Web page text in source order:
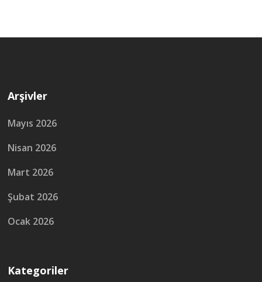
Arşivler
Mayıs 2026
Nisan 2026
Mart 2026
Şubat 2026
Ocak 2026
Kategoriler